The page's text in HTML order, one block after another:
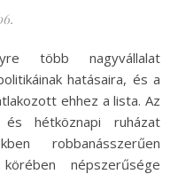
hatásaira, és a
ehhez a lista. Az
hétköznapi ruházat
robbanásszerűen
népszerűsége